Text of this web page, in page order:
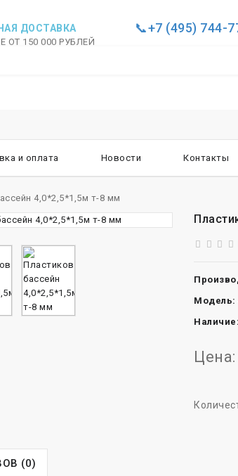
ДОСТАВКА
ОТ 150 000 РУБЛЕЙ
📞+7 (495) 744-
и оплата Новости Контакты
4,0*2,5*1,5м т-8 мм
Модель:
Наличие:
(0)